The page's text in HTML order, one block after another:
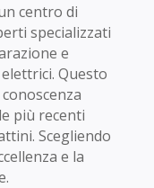
centro di
specializzati
e
Questo
più recenti
Scegliendo
e la